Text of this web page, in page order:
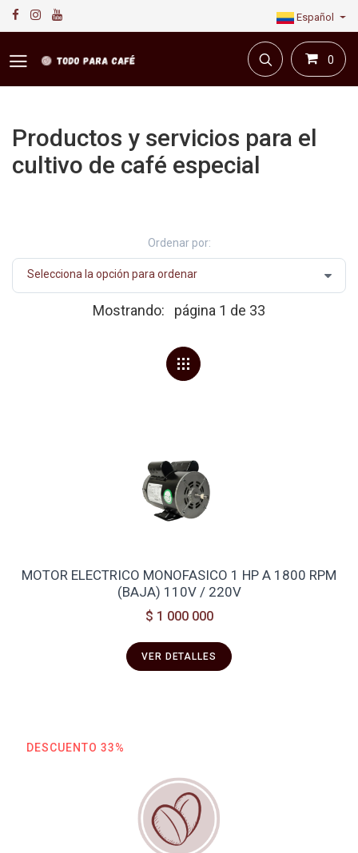
Español
0
Productos y servicios para el
cultivo de café especial
Ordenar por:
Mostrando: página 1 de 33
MOTOR ELECTRICO MONOFASICO 1 HP A 1800 RPM
(BAJA) 110V / 220V
$ 1 000 000
VER DETALLES
DESCUENTO 33%